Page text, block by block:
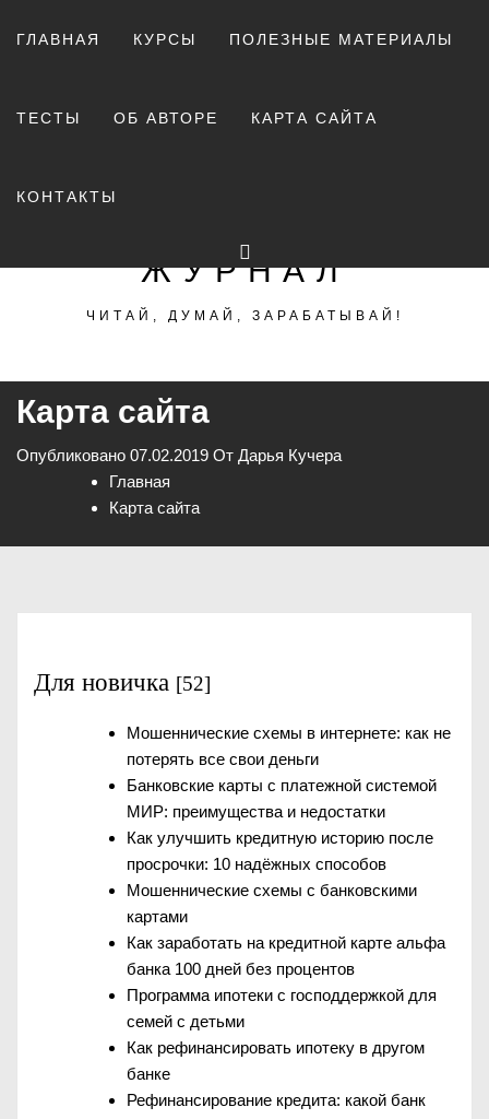
ГЛАВНАЯ КУРСЫ ПОЛЕЗНЫЕ МАТЕРИАЛЫ
ТЕСТЫ ОБ АВТОРЕ КАРТА САЙТА
КОНТАКТЫ
ХИТРЫЙ ЛИС —
ДЕЛОВОЙ
ЖУРНАЛ
ЧИТАЙ, ДУМАЙ, ЗАРАБАТЫВАЙ!
Карта сайта
Опубликовано 07.02.2019 От Дарья Кучера
Главная
Карта сайта
Для новичка [52]
Мошеннические схемы в интернете: как не
потерять все свои деньги
Банковские карты с платежной системой
МИР: преимущества и недостатки
Как улучшить кредитную историю после
просрочки: 10 надёжных способов
Мошеннические схемы с банковскими
картами
Как заработать на кредитной карте альфа
банка 100 дней без процентов
Программа ипотеки с господдержкой для
семей с детьми
Как рефинансировать ипотеку в другом
банке
Рефинансирование кредита: какой банк